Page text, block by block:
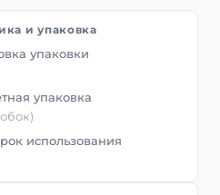
и упаковка
упаковки
упаковка
использования